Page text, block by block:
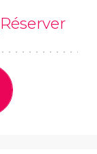
Réserver